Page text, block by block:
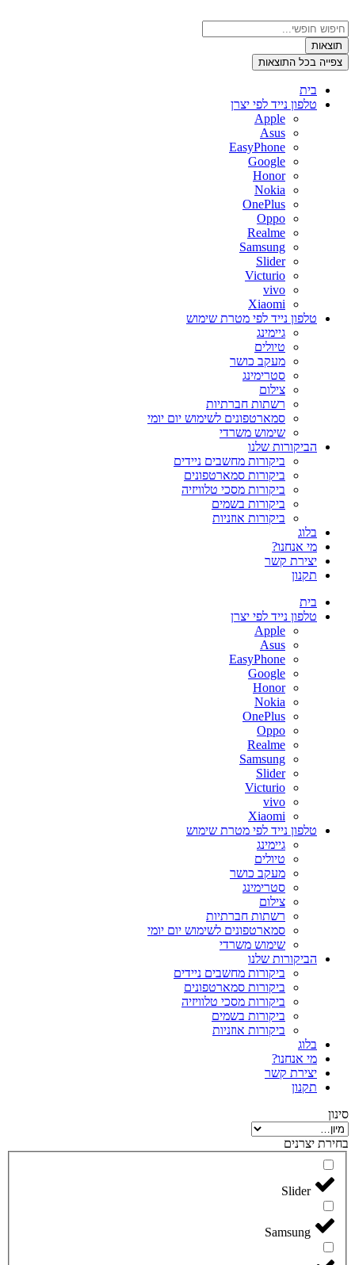
לתוכן
Search
...תוצאות
צפייה בכל התוצאות
בית
טלפון נייד לפי יצרן
Apple
Asus
EasyPhone
Google
Honor
Nokia
OnePlus
Oppo
Realme
Samsung
Slider
Victurio
vivo
Xiaomi
טלפון נייד לפי מטרת שימוש
גיימינג
טיולים
מעקב כושר
סטרימינג
צילום
רשתות חברתיות
סמארטפונים לשימוש יום יומי
שימוש משרדי
הביקורות שלנו
ביקורות מחשבים ניידים
ביקורות סמארטפונים
ביקורות מסכי טלוויזיה
ביקורות בשמים
ביקורות אוזניות
בלוג
מי אנחנו?
יצירת קשר
תקנון
בית
טלפון נייד לפי יצרן
Apple
Asus
EasyPhone
Google
Honor
Nokia
OnePlus
Oppo
Realme
Samsung
Slider
Victurio
vivo
Xiaomi
טלפון נייד לפי מטרת שימוש
גיימינג
טיולים
מעקב כושר
סטרימינג
צילום
רשתות חברתיות
סמארטפונים לשימוש יום יומי
שימוש משרדי
הביקורות שלנו
ביקורות מחשבים ניידים
ביקורות סמארטפונים
ביקורות מסכי טלוויזיה
ביקורות בשמים
ביקורות אוזניות
בלוג
מי אנחנו?
יצירת קשר
תקנון
סינון
בחירת יצרנים
Slider
Samsung